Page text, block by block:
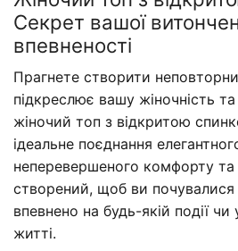
Секрет вашої
впевненості
Прагнете створити
підкреслює вашу жіночність
жіночий топ з відкритою
ідеальне поєднання
неперевершеного комфорту та
створений, щоб ви
впевнено на будь-якій події
житті.